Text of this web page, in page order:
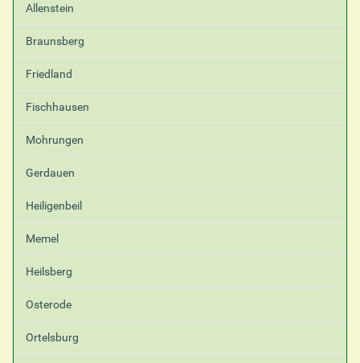
Allenstein
Braunsberg
Friedland
Fischhausen
Mohrungen
Gerdauen
Heiligenbeil
Memel
Heilsberg
Osterode
Ortelsburg